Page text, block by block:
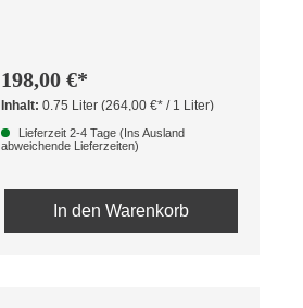
198,00 €*
Inhalt:0.75 Liter(264,00 €* / 1 Liter)
Lieferzeit 2-4 Tage (Ins Ausland
abweichende Lieferzeiten)
In den Warenkorb